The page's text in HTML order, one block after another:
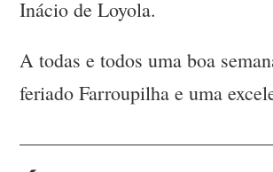
Inácio de Loyola.
A todas e todos uma boa
feriado Farroupilha e uma